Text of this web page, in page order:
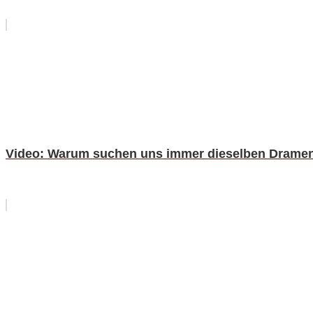
Video: Warum suchen uns immer dieselben